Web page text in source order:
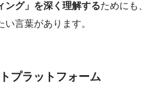
ング」を深く理解するためにも、
言葉があります。
プラットフォーム